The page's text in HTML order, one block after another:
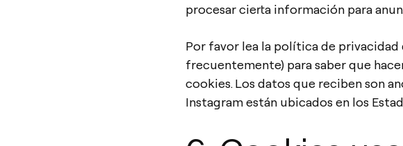
procesar cierta información para
Por favor lea la política de privacidad
frecuentemente) para saber que
cookies. Los datos que reciben son
Instagram están ubicados en los